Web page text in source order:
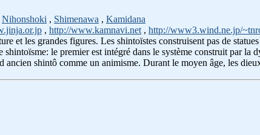
Nihonshoki , Shimenawa , Kamidana
, http://www.kamnavi.net , http://www3.wind.ne.jp/
et les grandes figures. Les shintoïstes construisent pas de
le premier est intégré dans le système construit par la
shintô comme un animisme. Durant le moyen âge, les